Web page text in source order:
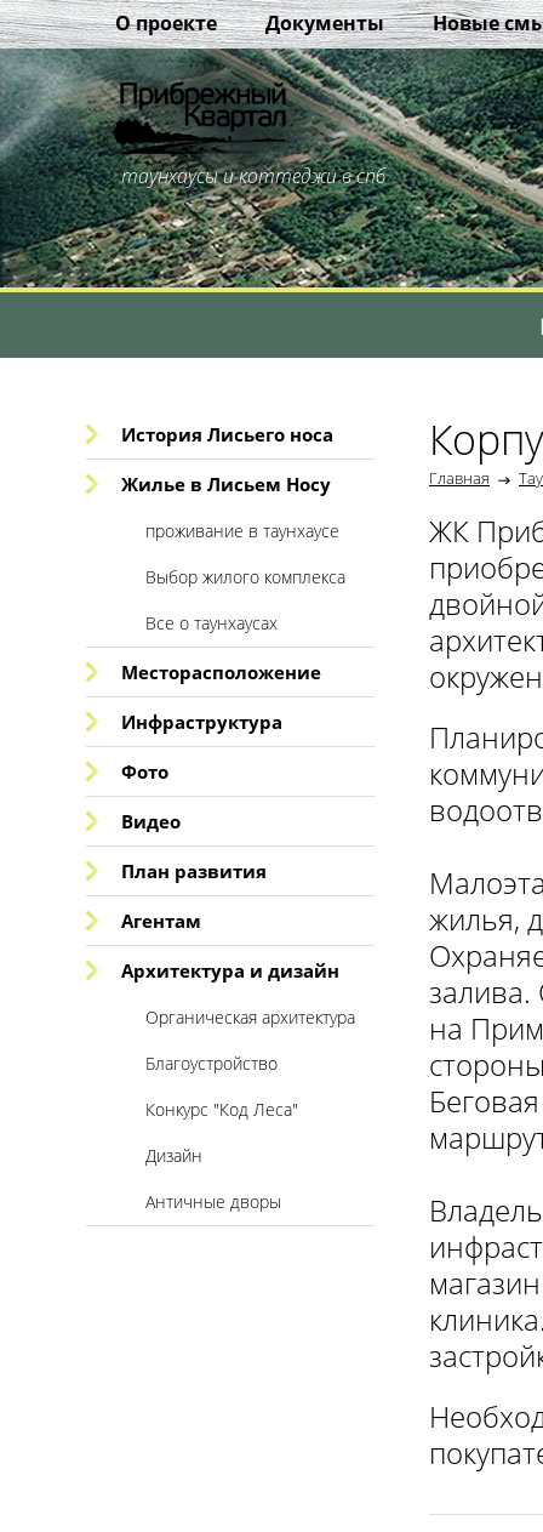
О проекте Документы Новые
таунхаусы и коттеджи в спб
История Лисьего носа
Жилье в Лисьем Носу
проживание в таунхаусе
Выбор жилого комплекса
Все о таунхаусах
Месторасположение
Инфраструктура
Фото
Видео
План развития
Агентам
Архитектура и дизайн
Органическая архитектура
Благоустройство
Конкурс "Код Леса"
Дизайн
Античные дворы
Главная
ЖК
жилья,
залива.
на